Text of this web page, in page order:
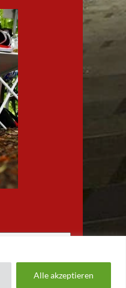
Alle akzeptieren
AUGSBURGER EV